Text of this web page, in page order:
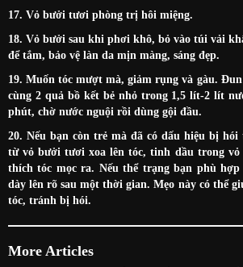
17. Vỏ bưởi tươi phòng trị hôi miệng.
18. Vỏ bưởi sau khi phơi khô, bỏ vào túi vải
để tắm, bảo vệ làn da mịn màng, sáng đẹp.
19. Muốn tóc mượt mà, giảm rụng và gàu.
cùng 2 quả bồ kết bẻ nhỏ trong 1,5 lít-2 lít
phút, chờ nước nguội rồi dùng gội đầu.
20. Nếu bạn còn trẻ mà đã có dấu hiệu bị
từ vỏ bưởi tươi xoa lên tóc, tinh dầu trong vỏ
thích tóc mọc ra. Nếu thể trạng bạn phù hợp
dày lên rõ sau một thời gian. Mẹo này có thể
tóc, tránh bị hói.
More Articles